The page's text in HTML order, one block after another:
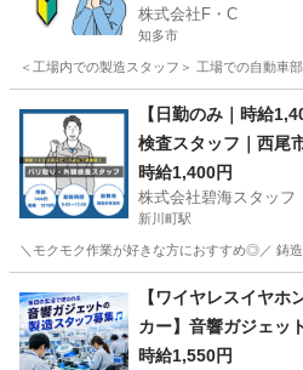
株式会社F・C
知多市
＜工場内での製造スタッフ＞ 工場での自動車
工場 給料
【日勤のみ｜時給
検査スタッフ｜西尾
時給1,400円
株式会社碧海スタッフ
新川町駅
＼モクモク作業が好きな方におすすめ◎／ 鋳
新川町駅 軽作業
【ワイヤレスイヤホ
カー】音響ガジェッ
時給1,550円